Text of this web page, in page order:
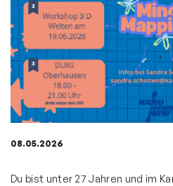
08.05.2026
Du bist unter 27 Jahren und im